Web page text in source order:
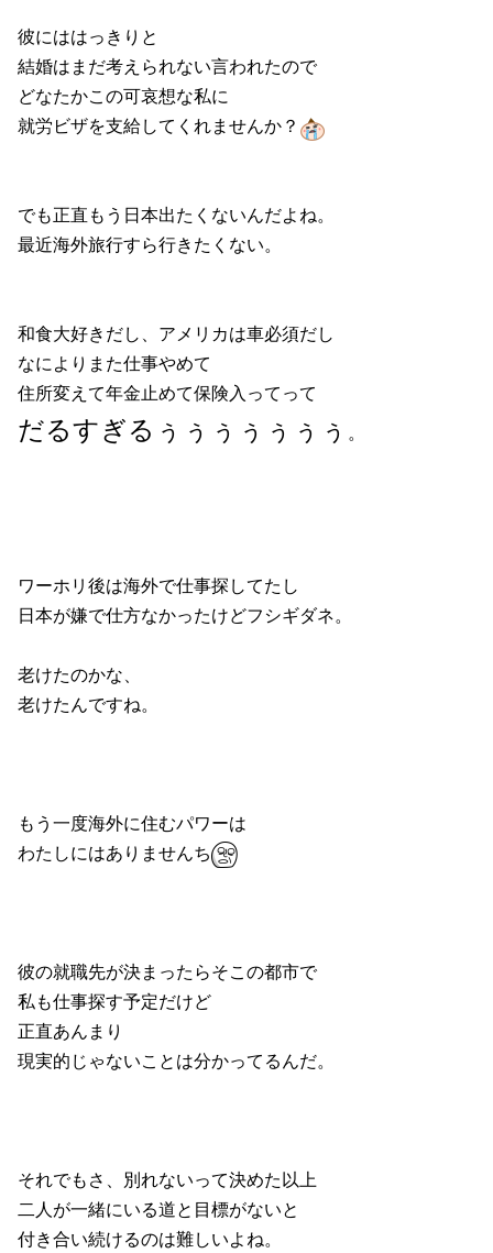
彼にははっきりと
結婚はまだ考えられない言われたので
どなたかこの可哀想な私に
就労ビザを支給してくれませんか？
でも正直もう日本出たくないんだよね。
最近海外旅行すら行きたくない。
和食大好きだし、アメリカは車必須だし
なによりまた仕事やめて
住所変えて年金止めて保険入ってって
だるすぎるぅぅぅぅぅぅぅ 。
ワーホリ後は海外で仕事探してたし
日本が嫌で仕方なかったけどフシギダネ。
老けたのかな、
老けたんですね。
もう一度海外に住むパワーは
わたしにはありませんち
彼の就職先が決まったらそこの都市で
私も仕事探す予定だけど
正直あんまり
現実的じゃないことは分かってるんだ。
それでもさ、別れないって決めた以上
二人が一緒にいる道と目標がないと
付き合い続けるのは難しいよね。